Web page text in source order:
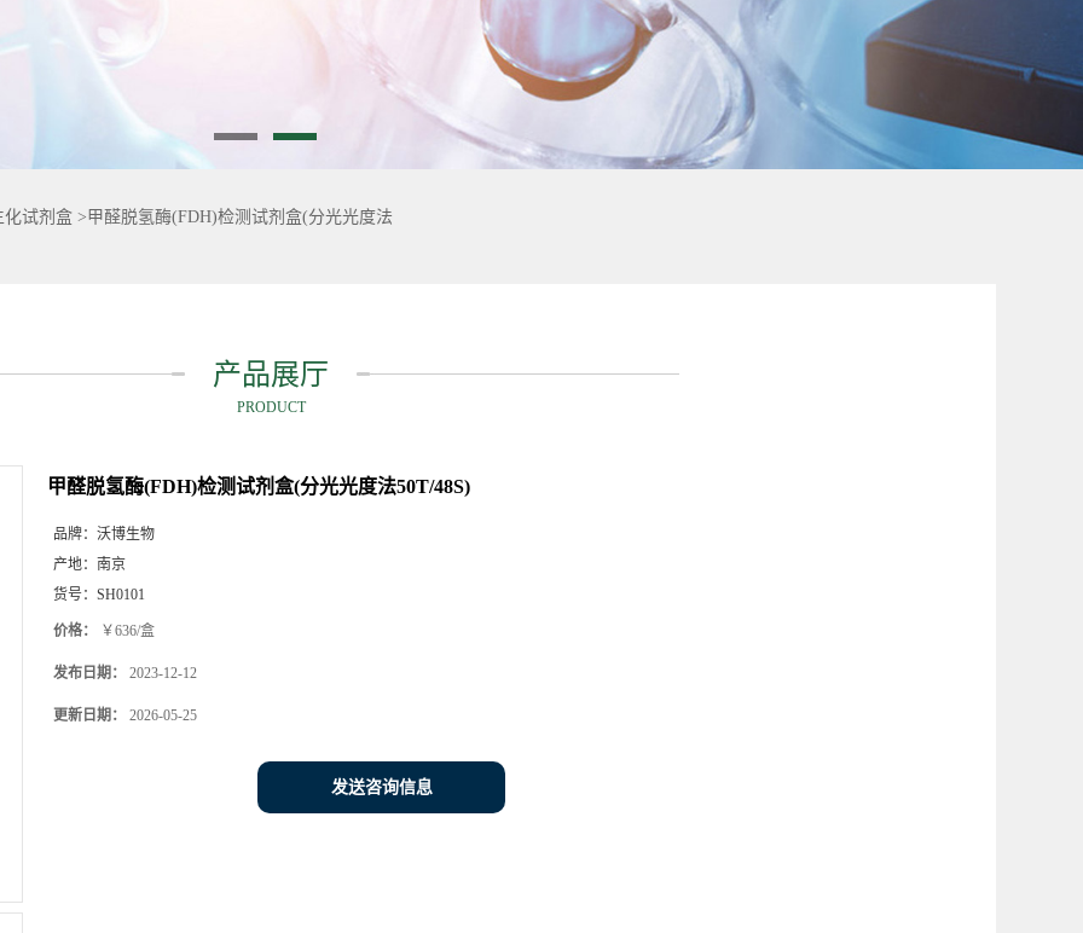
化试剂盒 >甲醛脱氢酶(FDH)检测试剂盒(分光光度法
产品展厅
PRODUCT
甲醛脱氢酶(FDH)检测试剂盒(分光光度法50T/48S)
品牌： 沃博生物
产地： 南京
货号： SH0101
价格： ￥636/盒
发布日期： 2023-12-12
更新日期： 2026-05-25
发送咨询信息